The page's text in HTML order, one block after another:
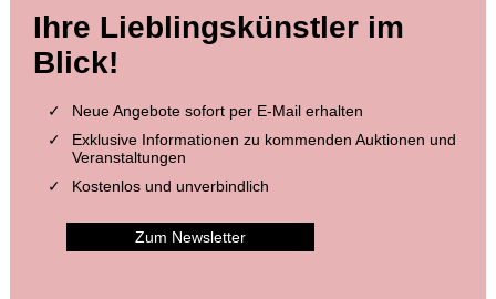
Auktion 456 - Lot 12
MANUSKRIPTE
Stundenbuch. Paris, um 1510.
Ergebnis:€ 73.800
Auktion 604 - Lot 3
MANUSKRIPTE
Ihre Lieblingskünstler im
Blick!
Neue Angebote sofort per E-Mail erhalten
Exklusive Informationen zu kommenden Auktionen und
Veranstaltungen
Kostenlos und unverbindlich
Zum Newsletter